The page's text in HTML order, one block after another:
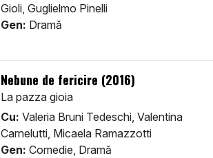
Gioli, Guglielmo Pinelli
Gen: Dramă
Nebune de fericire (2016)
La pazza gioia
Cu: Valeria Bruni Tedeschi, Valentina
Carnelutti, Micaela Ramazzotti
Gen: Comedie, Dramă